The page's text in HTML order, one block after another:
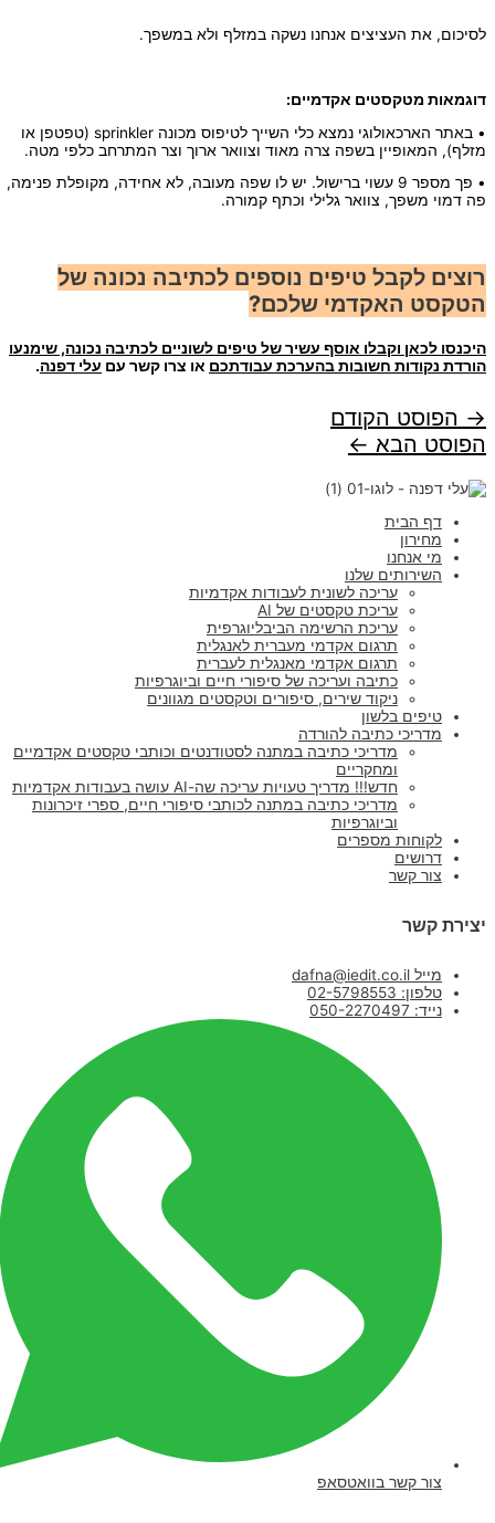
לסיכום, את העציצים אנחנו נשקה במזלף ולא במשפך.
דוגמאות מטקסטים אקדמיים:
• באתר הארכאולוגי נמצא כלי השייך לטיפוס מכונה sprinkler (טפטפן או
מזלף), המאופיין בשפה צרה מאוד וצוואר ארוך וצר המתרחב כלפי מטה.
• פך מספר 9 עשוי ברישול. יש לו שפה מעובה, לא אחידה, מקופלת פנימה,
פה דמוי משפך, צוואר גלילי וכתף קמורה.
רוצים לקבל טיפים נוספים לכתיבה נכונה של
הטקסט האקדמי שלכם?
היכנסו לכאן וקבלו אוסף עשיר של טיפים לשוניים לכתיבה נכונה, שימנעו
הורדת נקודות חשובות בהערכת עבודתכםאו צרו קשר עםעלי דפנה.
ניווט
→הפוסט הקודם
הפוסט הבא←
דף הבית
מחירון
מי אנחנו
השירותים שלנו
עריכה לשונית לעבודות אקדמיות
עריכת טקסטים של AI
עריכת הרשימה הביבליוגרפית
תרגום אקדמי מעברית לאנגלית
תרגום אקדמי מאנגלית לעברית
כתיבה ועריכה של סיפורי חיים וביוגרפיות
ניקוד שירים, סיפורים וטקסטים מגוונים
טיפים בלשון
מדריכי כתיבה להורדה
מדריכי כתיבה במתנה לסטודנטים וכותבי טקסטים אקדמיים
ומחקריים
חדש!!! מדריך טעויות עריכה שה-AI עושה בעבודות אקדמיות
מדריכי כתיבה במתנה לכותבי סיפורי חיים, ספרי זיכרונות
וביוגרפיות
לקוחות מספרים
דרושים
צור קשר
יצירת קשר
מייל dafna@iedit.co.il
טלפון: 02-5798553
נייד: 050-2270497
צור קשר בוואטסאפ